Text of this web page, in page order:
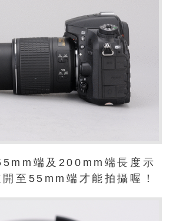
端及200mm端長度示
至55mm端才能拍攝喔！